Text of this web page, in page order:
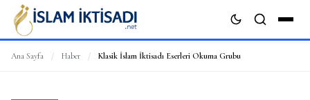
Ana Sayfa / Haber / Klasik İslam İktisadı Eserleri Okuma Grubu